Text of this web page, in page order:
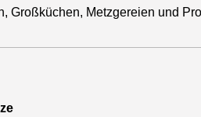
Großküchen, Metzgereien und